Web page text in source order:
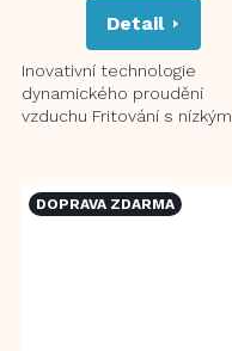
Detail
Inovativní technologie
dynamického proudění
vzduchu Fritování s nízkým
DOPRAVA ZDARMA